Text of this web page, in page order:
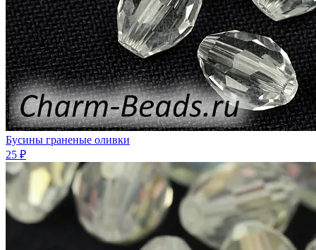
Бусины граненые оливки
25 ₽